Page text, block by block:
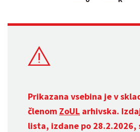
Prikazana vsebina je v
členom ZoUL arhivska.
lista, izdane po 28.2.2026,